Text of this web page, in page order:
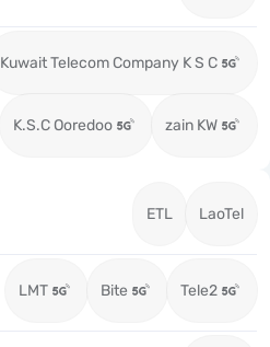
Kuwait Telecom Company K S C
K.S.C Ooredoo zain KW
ETL LaoTel
LMT Bite Tele2